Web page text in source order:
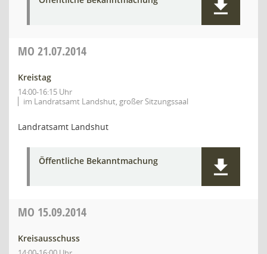
MO 21.07.2014
Kreistag
14:00-16:15 Uhr
im Landratsamt Landshut, großer Sitzungssaal
Landratsamt Landshut
Öffentliche Bekanntmachung
MO 15.09.2014
Kreisausschuss